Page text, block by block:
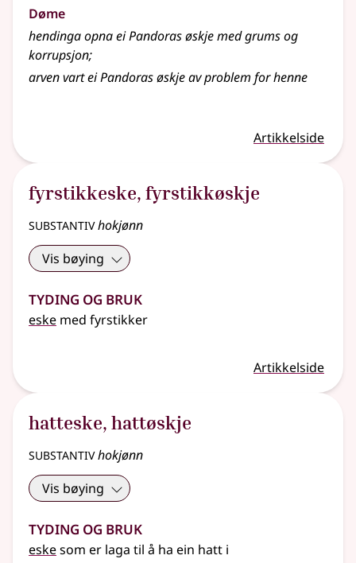
Døme
hendinga opna ei Pandoras øskje med grums og
korrupsjon;
arven vart ei Pandoras øskje av problem for henne
Artikkelside
fyrstikkeske, fyrstikkøskje
substantivhokjønn
Vis bøying
Tyding og bruk
eske med fyrstikker
Artikkelside
hatteske, hattøskje
substantivhokjønn
Vis bøying
Tyding og bruk
eskesom er laga til å ha ein hatt i